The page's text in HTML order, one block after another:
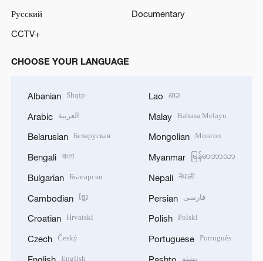
Русский
Documentary
CCTV+
CHOOSE YOUR LANGUAGE
Albanian Shqip
Arabic العربية
Belarusian Беларуская
Bengali বাংলা
Bulgarian Български
Cambodian ខ្មែរ
Croatian Hrvatski
Czech Český
English
Lao ລາວ
Malay Bahasa Melayu
Mongolian Монгол
Myanmar မြန်မာဘာသာ
Nepali नेपाली
Persian فارسی
Polish Polski
Portuguese Português
پښتو